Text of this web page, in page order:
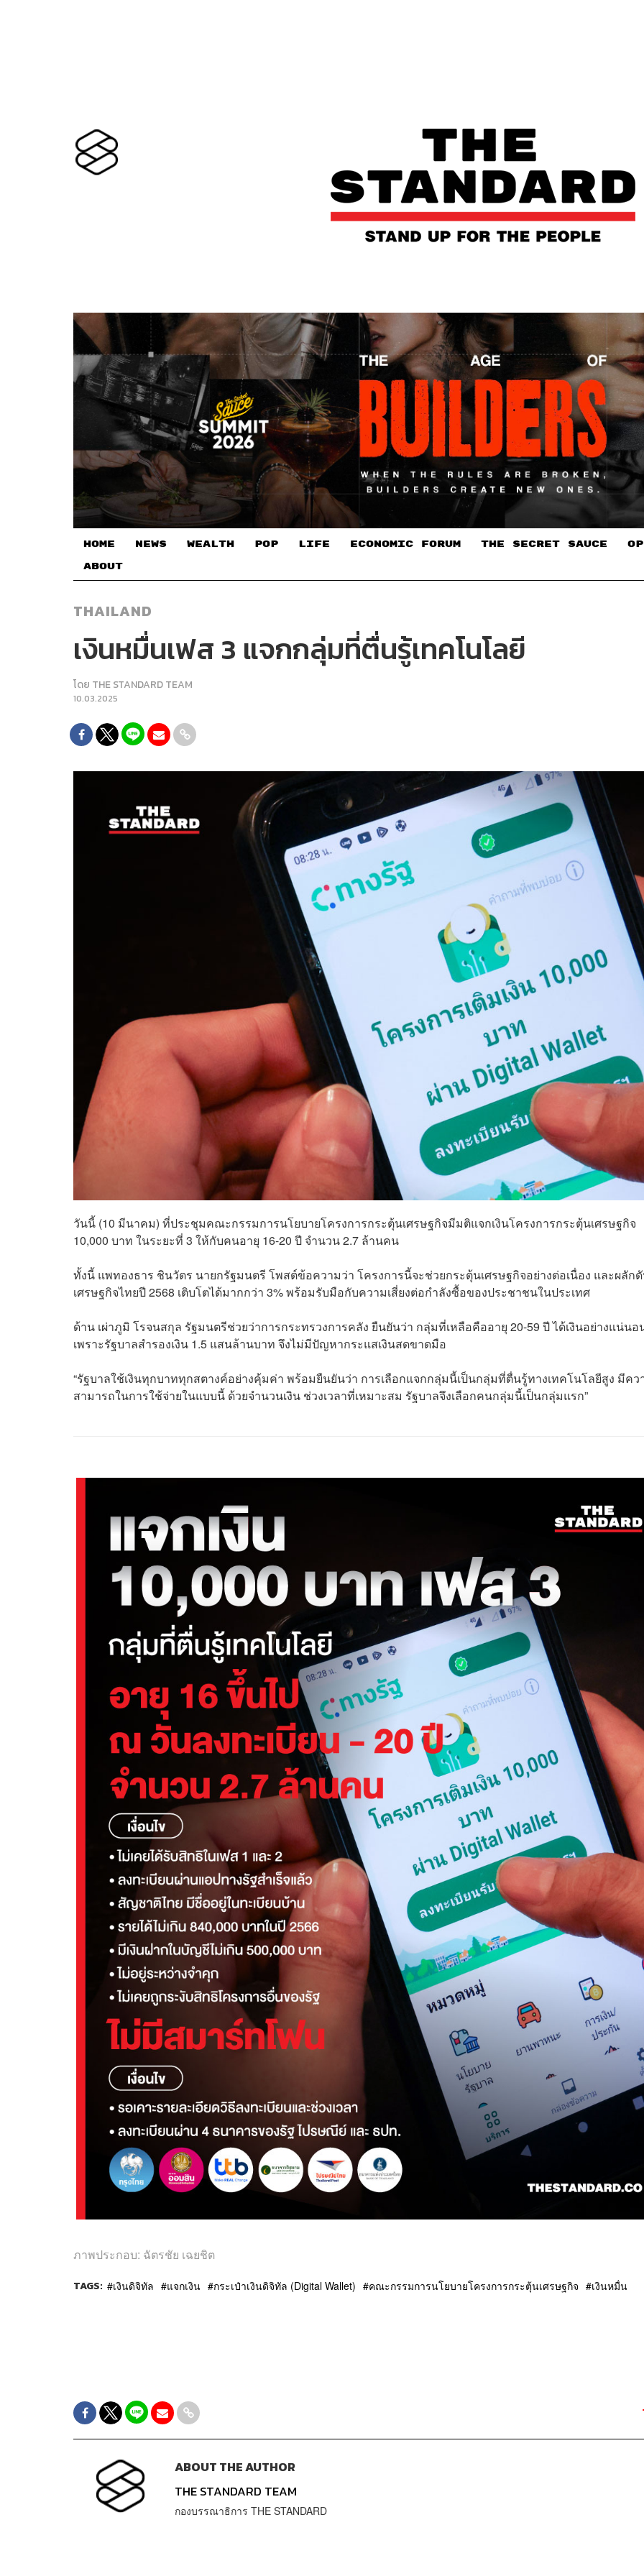
HOME NEWS WEALTH POP LIFE ECONOMIC FORUM THE SECRET SAUCE​
ABOUT
THAILAND
เงินหมื่นเฟส 3 แจกกลุ่มที่ตื่นรู้เทคโนโลยี
โดย THE STANDARD TEAM
10.03.2025
วันนี้ (10 มีนาคม) ที่ประชุมคณะกรรมการนโยบายโครงการกระตุ้นเศรษฐกิจมีมติแจกเงินโครงการกระตุ้นเศรษฐกิจ
10,000 บาท ในระยะที่ 3 ให้กับคนอายุ 16-20 ปี จำนวน 2.7 ล้านคน
ทั้งนี้ แพทองธาร ชินวัตร นายกรัฐมนตรี โพสต์ข้อความว่า โครงการนี้จะช่วยกระตุ้นเศรษฐกิจอย่างต่อเนื่อง และผลัก
เศรษฐกิจไทยปี 2568 เติบโตได้มากกว่า 3% พร้อมรับมือกับความเสี่ยงต่อกำลังซื้อของประชาชนในประเทศ
ด้าน เผ่าภูมิ โรจนสกุล รัฐมนตรีช่วยว่าการกระทรวงการคลัง ยืนยันว่า กลุ่มที่เหลือคืออายุ 20-59 ปี ได้เงินอย่างแน่นอ
เพราะรัฐบาลสำรองเงิน 1.5 แสนล้านบาท จึงไม่มีปัญหากระแสเงินสดขาดมือ
“รัฐบาลใช้เงินทุกบาททุกสตางค์อย่างคุ้มค่า พร้อมยืนยันว่า การเลือกแจกกลุ่มนี้เป็นกลุ่มที่ตื่นรู้ทางเทคโนโลยีสูง มีคว
สามารถในการใช้จ่ายในแบบนี้ ด้วยจำนวนเงิน ช่วงเวลาที่เหมาะสม รัฐบาลจึงเลือกคนกลุ่มนี้เป็นกลุ่มแรก​”
ภาพประกอบ: ฉัตรชัย เฉยชิต
TAGS: เงินดิจิทัล แจกเงิน กระเป๋าเงินดิจิทัล (Digital Wallet) คณะกรรมการนโยบายโครงการกระตุ้นเศรษฐกิจ เงินหมื่น
ABOUT THE AUTHOR
THE STANDARD TEAM
กองบรรณาธิการ THE STANDARD